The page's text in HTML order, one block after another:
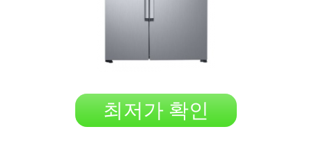
최저가 확인